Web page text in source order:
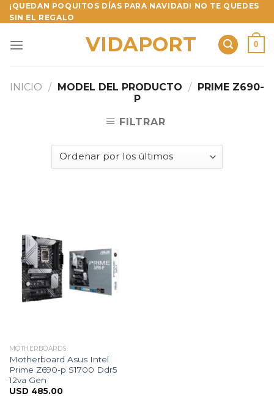
Skip
to
¡QUEDAN POQUITOS DÍAS PARA NAVIDAD! NO TE QUEDES
SIN EL REGALO
VIDAPORT 0
INICIO / MODEL DEL PRODUCTO / PRIME Z690-
P
FILTRAR
MOTHERBOARDS
Motherboard Asus Intel
Prime Z690-p S1700 Ddr5
12va Gen
USD 485.00